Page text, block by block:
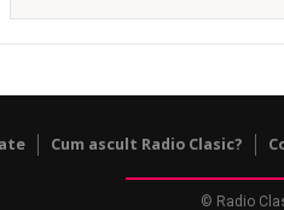
Cum ascult Radio Clasic?
© Radio